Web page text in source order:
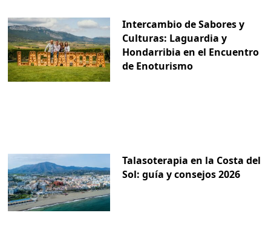
Intercambio de Sabores y
Culturas: Laguardia y
Hondarribia en el Encuentro
de Enoturismo
Talasoterapia en la Costa del
Sol: guía y consejos 2026